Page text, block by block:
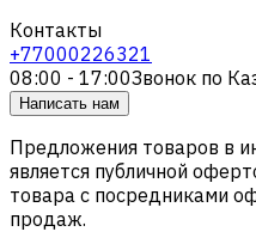
Контакты
+77000226321
08:00 - 17:00Звонок по
Написать нам
Предложения товаров в
является публичной
товара с посредниками
продаж.